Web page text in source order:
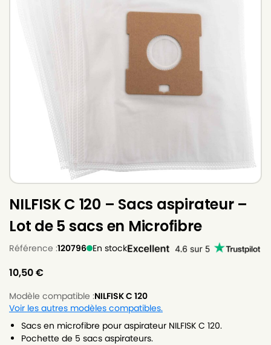
NILFISK C 120 – Sacs aspirateur –
Lot de 5 sacs en Microfibre
Référence :120796 En stock
10,50€
Modèle compatible :NILFISK C 120
Voir les autres modèles compatibles.
Sacs en microfibre pour aspirateur NILFISK C 120.
Pochette de 5 sacs aspirateurs.